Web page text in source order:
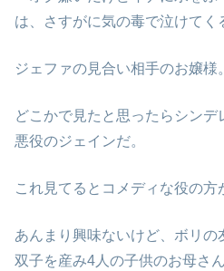
は、さすがに気の毒で泣けてく
ジェファの見合い相手のお嬢様。
どこかで見たと思ったらシン
悪役のジェインだ。
これ見てるとコメディな役の方
あんまり興味ないけど、ボリの
双子を産み4人の子供のお母さ